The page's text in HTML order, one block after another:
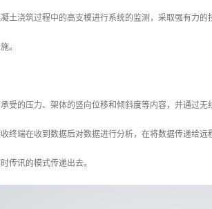
土浇筑过程中的高支模进行系统的监测，采取强有力
。
受的压力、架体的竖向位移和倾斜度等内容，并通过
终端在收到数据后对数据进行分析，在将数据传递给
传讯的模式传递出去。